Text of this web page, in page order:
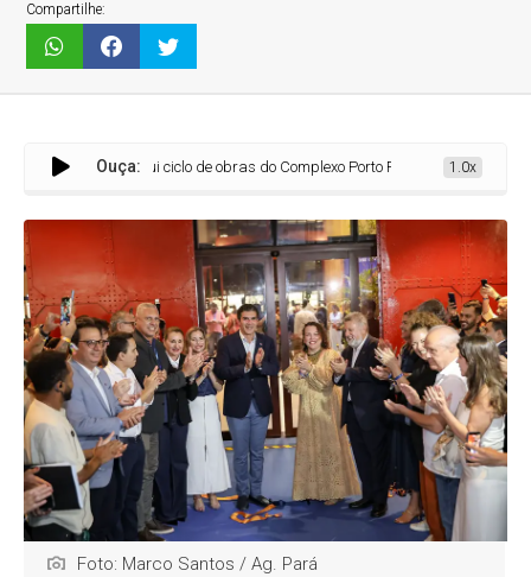
Compartilhe:
Ouça:
Cultural e conclui ciclo de obras do Complexo Porto Futuro em Belém1.0x
Foto: Marco Santos / Ag. Pará